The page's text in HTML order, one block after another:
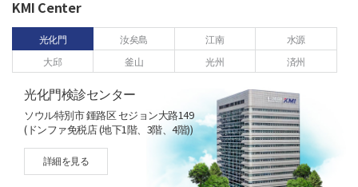
KMI Center
光化門 汝矣島 江南 水源
大邱 釜山 光州 済州
光化門検診センター
ソウル特別市 鍾路区 セジョン大路149
( ドンファ免税店 (地下1階、3階、4階))
詳細を見る